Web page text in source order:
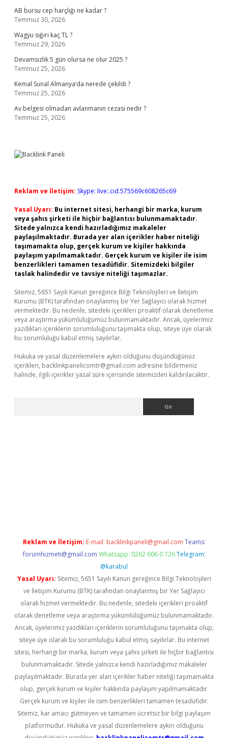
AB bursu cep harçlığı ne kadar ?
Temmuz 30, 2026
Wagyu sığırı kaç TL ?
Temmuz 29, 2026
Devamsızlık 5 gün olursa ne olur 2025 ?
Temmuz 25, 2026
Kemal Sunal Almanya’da nerede çekildi ?
Temmuz 25, 2026
Av belgesi olmadan avlanmanın cezası nedir ?
Temmuz 25, 2026
Reklam ve İletişim: Skype: live:.cid.575569c608265c69
Yasal Uyarı: Bu internet sitesi, herhangi bir marka, kurum
veya şahıs şirketi ile hiçbir bağlantısı bulunmamaktadır.
Sitede yalnızca kendi hazırladığımız makaleler
paylaşılmaktadır. Burada yer alan içerikler haber niteliği
taşımamakta olup, gerçek kurum ve kişiler hakkında
paylaşım yapılmamaktadır. Gerçek kurum ve kişiler ile isim
benzerlikleri tamamen tesadüfidir. Sitemizdeki bilgiler
taslak halindedir ve tavsiye niteliği taşımazlar.
Sitemiz, 5651 Sayılı Kanun gereğince Bilgi Teknolojileri ve İletişim
Kurumu (BTK) tarafından onaylanmış bir Yer Sağlayıcı olarak hizmet
vermektedir. Bu nedenle, sitedeki içerikleri proaktif olarak denetleme
veya araştırma yükümlülüğümüz bulunmamaktadır. Ancak, üyelerimiz
yazdıkları içeriklerin sorumluluğunu taşımakta olup, siteye üye olarak
bu sorumluluğu kabul etmiş sayılırlar.
Hukuka ve yasal düzenlemelere aykırı olduğunu düşündüğünüz
içerikleri, backlinkpanelicomtr@gmail.com adresine bildirmeniz
halinde, ilgili içerikler yasal süre içerisinde sitemizden kaldırılacaktır.
Reklam ve İletişim: E-mail: backlinkpaneli@gmail.com Teams:
forumhizmeti@gmail.com Whatsapp: 0262 606 0 726 Telegram:
@karabul
Yasal Uyarı: Sitemiz, 5651 Sayılı Kanun gereğince Bilgi Teknolojileri
ve İletişim Kurumu (BTK) tarafından onaylanmış bir Yer Sağlayıcı
olarak hizmet vermektedir. Bu nedenle, sitedeki içerikleri proaktif
olarak denetleme veya araştırma yükümlülüğümüz bulunmamaktadır.
Ancak, üyelerimiz yazdıkları içeriklerin sorumluluğunu taşımakta olup,
siteye üye olarak bu sorumluluğu kabul etmiş sayılırlar. Bu internet
sitesi, herhangi bir marka, kurum veya şahıs şirketi ile hiçbir bağlantısı
bulunmamaktadır. Sitede yalnızca kendi hazırladığımız makaleler
paylaşılmaktadır. Burada yer alan içerikler haber niteliği taşımamakta
olup, gerçek kurum ve kişiler hakkında paylaşım yapılmamaktadır.
Gerçek kurum ve kişiler ile isim benzerlikleri tamamen tesadüfidir.
Sitemiz, kar amacı gütmeyen ve tamamen ücretsiz bir bilgi paylaşım
platformudur. Hukuka ve yasal düzenlemelere aykırı olduğunu